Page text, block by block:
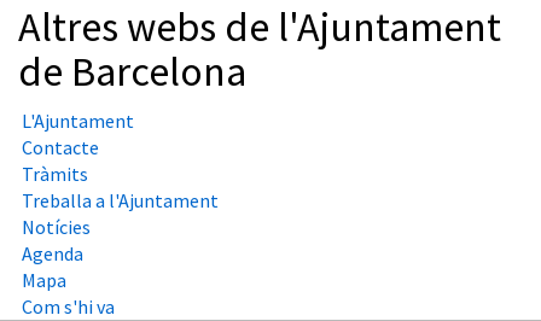
Altres webs de l'Ajuntament
de Barcelona
L'Ajuntament
Contacte
Tràmits
Treballa a l'Ajuntament
Notícies
Agenda
Mapa
Com s'hi va